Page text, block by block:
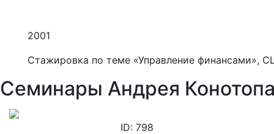
2001
Стажировка по теме «Управление финансами»,
Семинары Андрея
ID: 798